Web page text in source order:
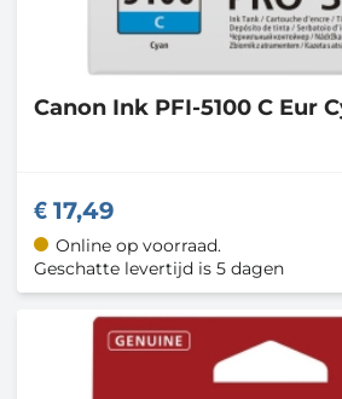
Canon Ink PFI-5100 C Eur
17,49
Online op voorraad.
Geschatte levertijd is 5 dagen